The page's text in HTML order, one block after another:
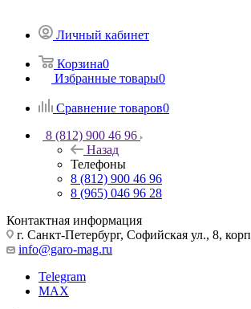
Личный кабинет
Корзина0
Избранные товары0
Сравнение товаров0
8 (812) 900 46 96
Назад
Телефоны
8 (812) 900 46 96
8 (965) 046 96 28
Контактная информация
г. Санкт-Петербург, Софийская ул., 8,
info@garo-mag.ru
Telegram
MAX